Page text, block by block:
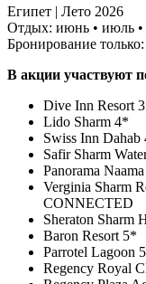
Египет | Лето 2026
Отдых: июнь • июль •
Бронирование
В акции участвуют
Dive Inn Resort
Lido Sharm 4*
Swiss Inn Dahab
Safir Sharm
Panorama
Verginia Sharm
CONNECTED
Sheraton Sharm
Baron Resort 5*
Parrotel Lagoon
Regency Royal